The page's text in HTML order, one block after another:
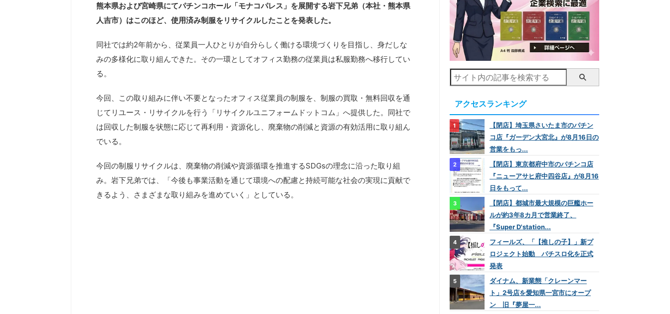
熊本県および宮崎県にてパチンコホール「モナコパレス」を展開する岩下兄弟（本社・熊本県
人吉市）はこのほど、使用済み制服をリサイクルしたことを発表した。
同社では約2年前から、従業員一人ひとりが自分らしく働ける環境づくりを目指し、身だしな
みの多様化に取り組んできた。その一環としてオフィス勤務の従業員は私服勤務へ移行してい
る。
今回、この取り組みに伴い不要となったオフィス従業員の制服を、制服の買取・無料回収を通
じてリユース・リサイクルを行う「リサイクルユニフォームドットコム」へ提供した。同社で
は回収した制服を状態に応じて再利用・資源化し、廃棄物の削減と資源の有効活用に取り組ん
でいる。
今回の制服リサイクルは、廃棄物の削減や資源循環を推進するSDGsの理念に沿った取り組
み。岩下兄弟では、「今後も事業活動を通じて環境への配慮と持続可能な社会の実現に貢献で
きるよう、さまざまな取り組みを進めていく」としている。
アクセスランキング
【閉店】埼玉県さいたま市のパチン
コ店『ガーデン大宮北』が8月16日の
営業をもっ...
【閉店】東京都府中市のパチンコ店
『ニューアサヒ府中四谷店』が8月16
日をもって...
【閉店】都城市最大規模の巨艦ホー
ルが約3年8カ月で営業終了、
『Super D'station...
フィールズ、「【推しの子】」新プ
ロジェクト始動 パチスロ化を正式
発表
ダイナム、新業態「クレーンマー
ト」2号店を愛知県一宮市にオープ
ン 旧『夢屋一...